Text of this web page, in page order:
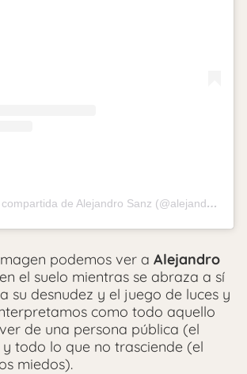
Una publicación compartida de Alejandro Sanz (@alejandrosanz)
podemos ver a Alejandro
el suelo mientras se abraza a sí
su desnudez y el juego de luces y
como todo aquello
de una persona pública (el
todo lo que no trasciende (el
miedos).